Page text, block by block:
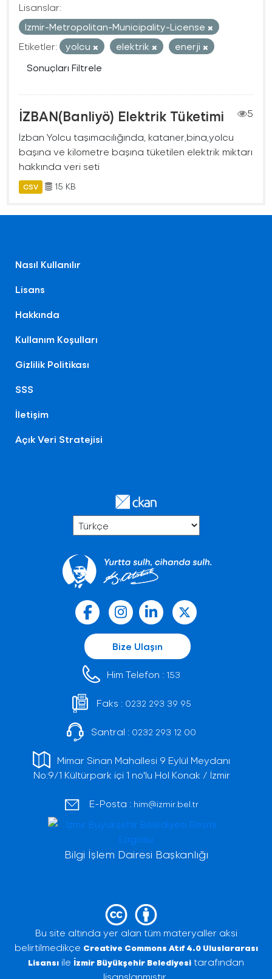
Lisanslar:
Izmir-Metropolitan-Municipality-License
Etiketler:
yolcu elektrik
enerji
Sonuçları Filtrele
İZBAN(Banliyö) Elektrik Tüketimi
5
İzban Yolcu taşımacılığında, kataner,bina,yolcu
başına ve kilometre başına tüketilen elektrik miktarı
hakkında veri seti
CSV 15 KB
Nasıl Kullanılır
Lisans
Hakkında
Kullanım Koşulları
Gizlilik Politikası
SSS
İletişim
Açık Veri Stratejisi
Bize Ulaşın
Him Telefon : 153
Faks : 0232 293 39 95
Santral : 0232 293 12 00
Mimar Sinan Mahallesi 9 Eylül Meydanı
No:9/1 Kültürpark içi 1 no'lu Hol Konak / İzmir
E-Posta : him@izmir.bel.tr
Bilgi İşlem Dairesi Başkanlığı
Bu site altında yer alan tüm materyaller aksi
belirtilmedikçe Creative Commons Atıf 4.0 Uluslararası
Lisansı ile İzmir Büyükşehir Belediyesi tarafından